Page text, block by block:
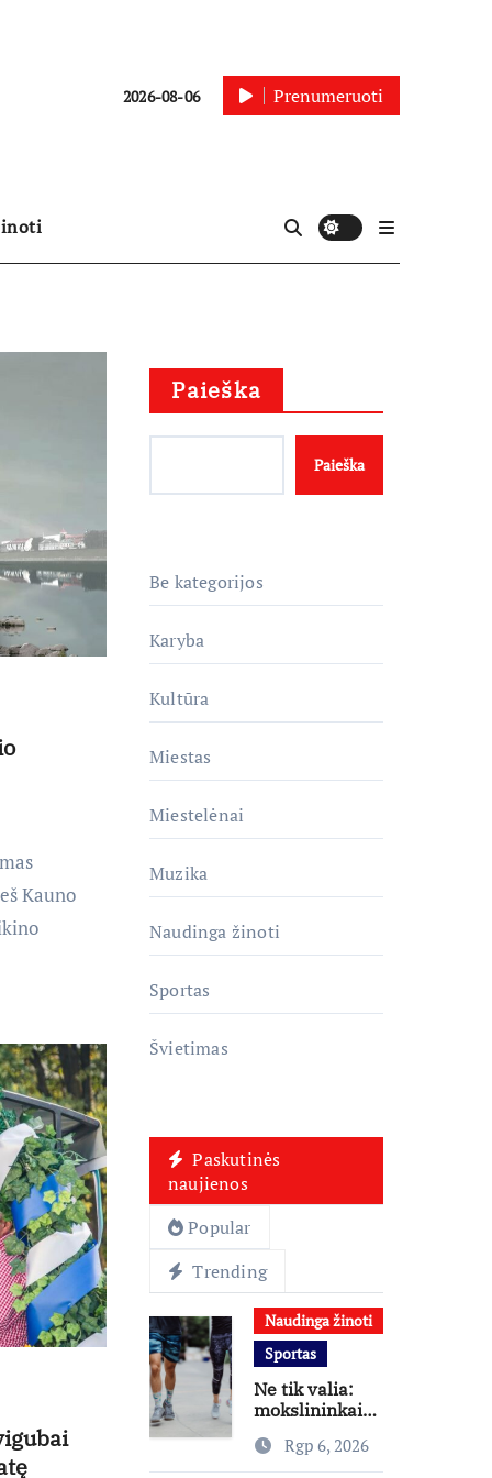
2026-08-06 Prenumeruoti
Kauno
Paieška
Paieška
Be kategorijos
Karyba
Kultūra
Miestas
Miestelėnai
Muzika
Naudinga žinoti
Sportas
Švietimas
Paskutinės
naujienos
Popular
Trending
Naudinga žinoti
Sportas
Ne tik valia:
mokslininkai
skatina
žmones
Rgp 6, 2026